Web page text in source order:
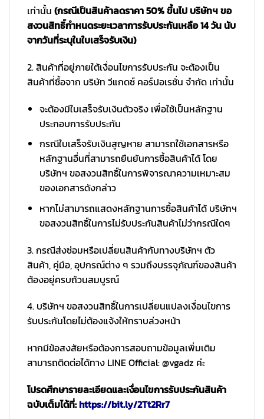
เท่านั้น (กรณีเป็นสินค้าลดราคา 50% ขึ้นไป บริษัทฯ ขอ
สงวนสิทธิ์กำหนดระยะเวลาการรับประกันเหลือ 14 วัน นับ
จากวันที่ระบุในใบเสร็จรับเงิน)
2. สินค้าที่อยู่ภายใต้เงื่อนไขการรับประกัน จะต้องเป็น
สินค้าที่ซื้อจาก บริษัท วีแกดซ์ คอร์ปอเรชั่น จำกัด เท่านั้น
จะต้องมีใบเสร็จรับเงินตัวจริง เพื่อใช้เป็นหลักฐาน
ประกอบการรับประกัน
กรณีใบเสร็จรับเงินสูญหาย สามารถใช้เอกสารหรือ
หลักฐานอื่นที่สามารถยืนยันการซื้อสินค้าได้ โดย
บริษัทฯ ขอสงวนสิทธิ์ในการพิจารณาความเหมาะสม
ของเอกสารดังกล่าว
หากไม่สามารถแสดงหลักฐานการซื้อสินค้าได้ บริษัทฯ
ขอสงวนสิทธิ์ในการไม่รับประกันสินค้าไม่ว่ากรณีใดๆ
3. กรณีส่งซ่อมหรือเปลี่ยนสินค้ากับทางบริษัทฯ ตัว
สินค้า, คู่มือ, อุปกรณ์ต่าง ๆ รวมถึงบรรจุภัณฑ์ของสินค้า
ต้องอยู่ครบถ้วนสมบูรณ์
4. บริษัทฯ ขอสงวนสิทธิ์ในการเปลี่ยนแปลงเงื่อนไขการ
รับประกันโดยไม่ต้องแจ้งให้ทราบล่วงหน้า
หากมีข้อสงสัยหรือต้องการสอบถามข้อมูลเพิ่มเติม
สามารถติดต่อได้ทาง LINE Official: @vgadz ค่ะ
โปรดศึกษารายละเอียดและเงื่อนไขการรับประกันสินค้า
ฉบับเต็มได้ที่:https://bit.ly/2Tt2Rr7